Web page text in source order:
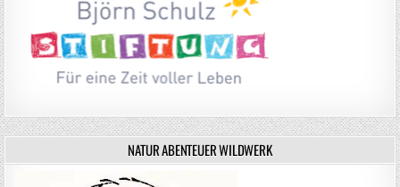
NATUR ABENTEUER WILDWERK